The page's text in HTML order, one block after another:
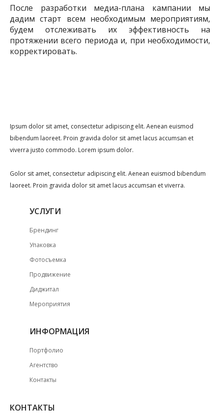
После разработки медиа-плана кампании мы
дадим старт всем необходимым мероприятиям,
будем отслеживать их эффективность на
протяжении всего периода и, при необходимости,
корректировать.
Ipsum dolor sit amet, consectetur adipiscing elit. Aenean euismod
bibendum laoreet. Proin gravida dolor sit amet lacus accumsan et
viverra justo commodo. Lorem ipsum dolor.
Golor sit amet, consectetur adipiscing elit. Aenean euismod bibendum
laoreet. Proin gravida dolor sit amet lacus accumsan et viverra.
УСЛУГИ
Брендинг
Упаковка
Фотосъемка
Продвижение
Диджитал
Мероприятия
ИНФОРМАЦИЯ
Портфолио
Агентство
Контакты
КОНТАКТЫ